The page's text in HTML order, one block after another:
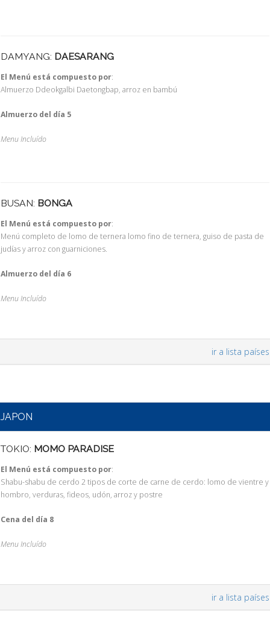
DAMYANG: DAESARANG
El Menú está compuesto por:
Almuerzo Ddeokgalbi Daetongbap, arroz en bambú
Almuerzo del día 5
Menu Incluído
BUSAN: BONGA
El Menú está compuesto por:
Menú completo de lomo de ternera lomo fino de ternera, guiso de pasta de
judías y arroz con guarniciones.
Almuerzo del día 6
Menu Incluído
ir a lista países
JAPON
TOKIO: MOMO PARADISE
El Menú está compuesto por:
Shabu-shabu de cerdo 2 tipos de corte de carne de cerdo: lomo de vientre y
hombro, verduras, fideos, udón, arroz y postre
Cena del día 8
Menu Incluído
ir a lista países